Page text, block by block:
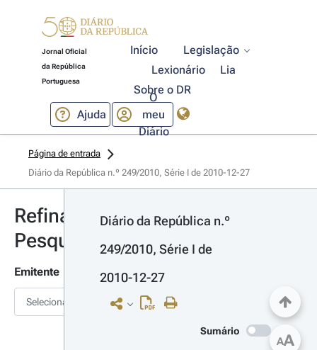
Jornal Oficial
da República
Portuguesa
Início
Legislação
Lexionário
Lia
Sobre o DR
Ajuda
O
meu
Diário
Página de entrada
Diário da República n.º 249/2010, Série I de 2010-12-27
Refinar
Pesquisa
Emitente
Selecionar
Diário da República n.º
249/2010, Série I de
2010-12-27
Sumário
AA